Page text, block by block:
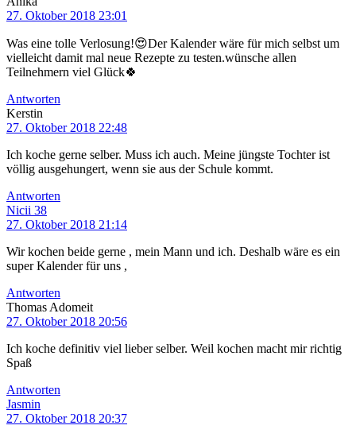
27. Oktober 2018 23:01
Was eine tolle Verlosung!😍Der Kalender wäre für mich selbst um
vielleicht damit mal neue Rezepte zu testen.wünsche allen
Teilnehmern viel Glück🍀
Antworten
Kerstin
27. Oktober 2018 22:48
Ich koche gerne selber. Muss ich auch. Meine jüngste Tochter ist
völlig ausgehungert, wenn sie aus der Schule kommt.
Antworten
Nicii 38
27. Oktober 2018 21:14
Wir kochen beide gerne , mein Mann und ich. Deshalb wäre es ein
super Kalender für uns ,
Antworten
Thomas Adomeit
27. Oktober 2018 20:56
Ich koche definitiv viel lieber selber. Weil kochen macht mir richtig
Spaß
Antworten
Jasmin
27. Oktober 2018 20:37